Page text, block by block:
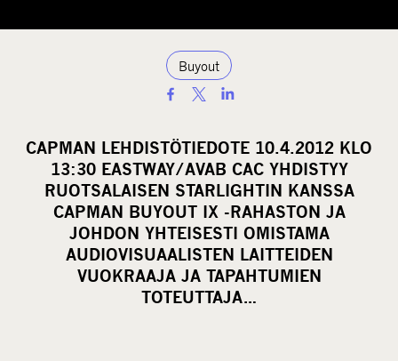
Buyout
a
r
e
o
n
s
o
c
CAPMAN LEHDISTÖTIEDOTE 10.4.2012 KLO
13:30 EASTWAY/AVAB CAC YHDISTYY
RUOTSALAISEN STARLIGHTIN KANSSA
CAPMAN BUYOUT IX -RAHASTON JA
JOHDON YHTEISESTI OMISTAMA
AUDIOVISUAALISTEN LAITTEIDEN
VUOKRAAJA JA TAPAHTUMIEN
TOTEUTTAJA…